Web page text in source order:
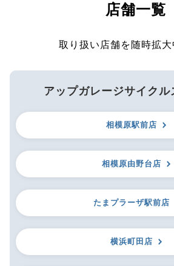
店舗一覧
取り扱い店舗を随時拡大
アップガレージサイクル
相模原駅前店
相模原由野台店
たまプラーザ駅前店
横浜町田店